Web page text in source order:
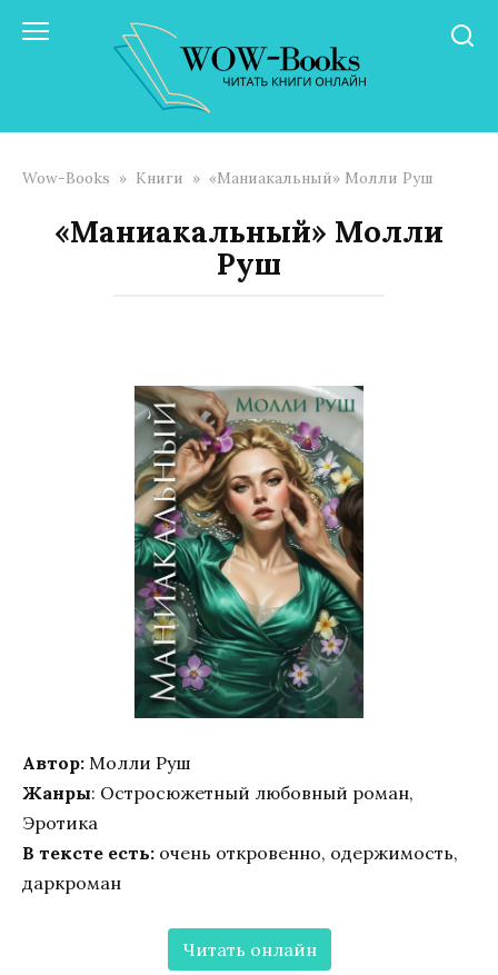
Wow-Books » Книги » «Маниакальный» Молли Руш
«Маниакальный» Молли
Руш
Автор: Молли Руш
Жанры: Остросюжетный любовный роман,
Эротика
В тексте есть: очень откровенно, одержимость,
даркроман
Читать онлайн